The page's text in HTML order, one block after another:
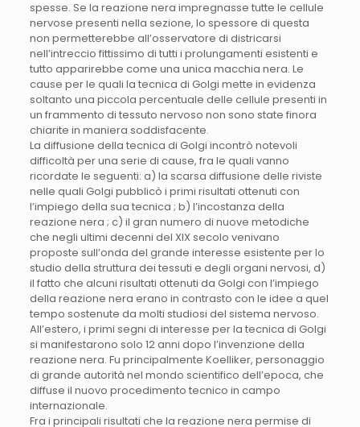
spesse. Se la reazione nera impregnasse tutte le cellule
nervose presenti nella sezione, lo spessore di questa
non permetterebbe all’osservatore di districarsi
nell’intreccio fittissimo di tutti i prolungamenti esistenti e
tutto apparirebbe come una unica macchia nera. Le
cause per le quali la tecnica di Golgi mette in evidenza
soltanto una piccola percentuale delle cellule presenti in
un frammento di tessuto nervoso non sono state finora
chiarite in maniera soddisfacente.
La diffusione della tecnica di Golgi incontrò notevoli
difficoltà per una serie di cause, fra le quali vanno
ricordate le seguenti: a) la scarsa diffusione delle riviste
nelle quali Golgi pubblicò i primi risultati ottenuti con
l’impiego della sua tecnica ; b) l’incostanza della
reazione nera ; c) il gran numero di nuove metodiche
che negli ultimi decenni del XIX secolo venivano
proposte sull’onda del grande interesse esistente per lo
studio della struttura dei tessuti e degli organi nervosi, d)
il fatto che alcuni risultati ottenuti da Golgi con l’impiego
della reazione nera erano in contrasto con le idee a quel
tempo sostenute da molti studiosi del sistema nervoso.
All’estero, i primi segni di interesse per la tecnica di Golgi
si manifestarono solo 12 anni dopo l’invenzione della
reazione nera. Fu principalmente Koelliker, personaggio
di grande autorità nel mondo scientifico dell’epoca, che
diffuse il nuovo procedimento tecnico in campo
internazionale.
Fra i principali risultati che la reazione nera permise di